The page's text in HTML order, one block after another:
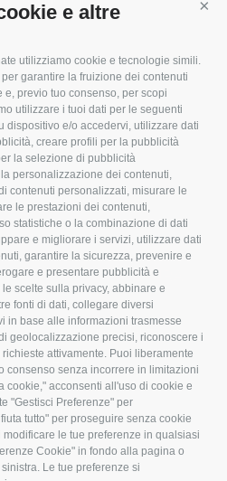
e altre
utilizziamo cookie e tecnologie simili.
garantire la fruizione dei contenuti
previo tuo consenso, per scopi
utilizzare i tuoi dati per le seguenti
dispositivo e/o accedervi, utilizzare dati
creare profili per la pubblicità
la selezione di pubblicità
personalizzazione dei contenuti,
contenuti personalizzati, misurare le
le prestazioni dei contenuti,
statistiche o la combinazione di dati
e migliorare i servizi, utilizzare dati
garantire la sicurezza, prevenire e
e presentare pubblicità e
scelte sulla privacy, abbinare e
fonti di dati, collegare diversi
in base alle informazioni trasmesse
geolocalizzazione precisi, riconoscere i
attivamente. Puoi liberamente
consenso senza incorrere in limitazioni
cookie," acconsenti all'uso di cookie e
"Gestisci Preferenze" per
tutto" per proseguire senza cookie
le tue preferenze in qualsiasi
Cookie" in fondo alla pagina o
Le tue preferenze si
CONFAGRICOLTURA
INFORMA
Tecnico
Fiscale
Lavoro
Ambiente
Associazione
CONFAGRICOLTURA
ATTIVA
Notizie in evidenza
Eventi
Comunicati Stampa
Video
Iscrizione Newsletter
Newsletter